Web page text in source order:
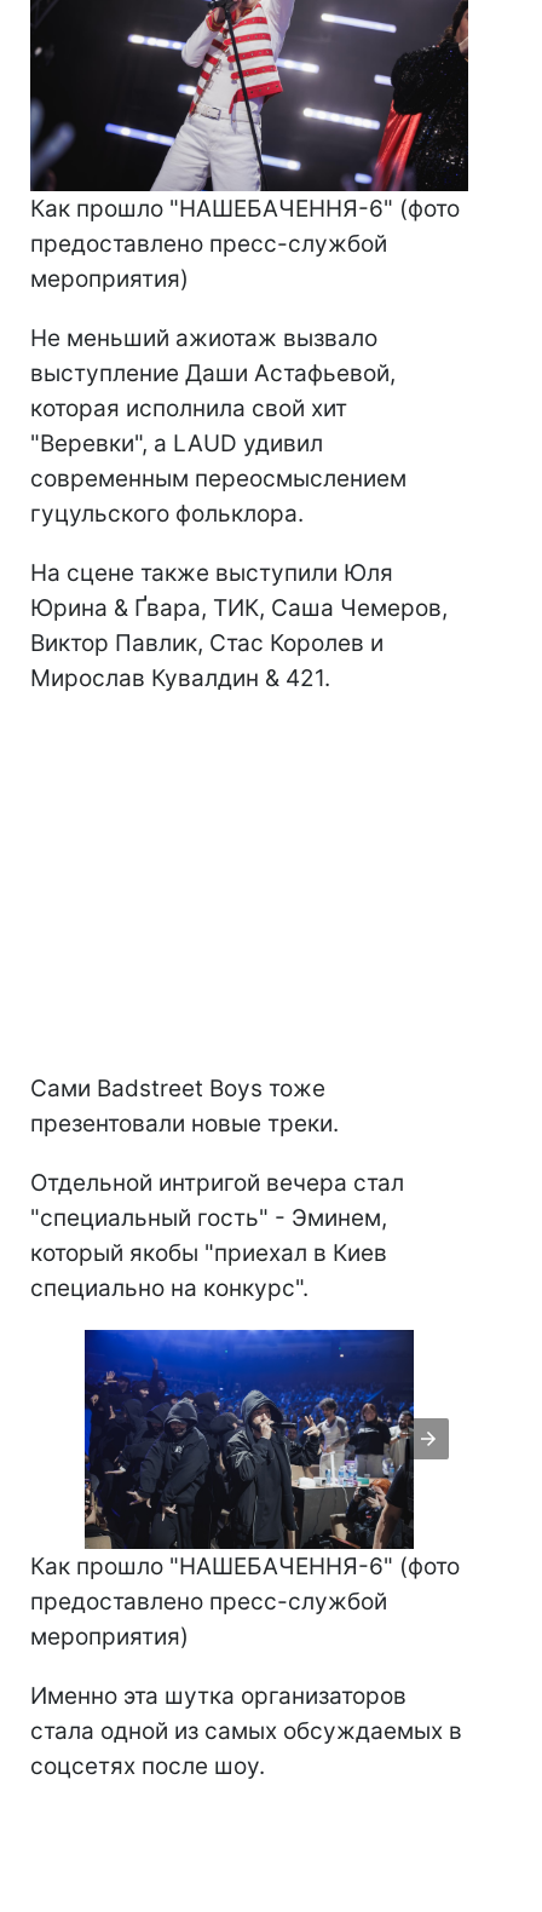
Как прошло "НАШЕБАЧЕННЯ-6" (фото
предоставлено пресс-службой
мероприятия)
Не меньший ажиотаж вызвало
выступление Даши Астафьевой,
которая исполнила свой хит
"Веревки", а LAUD удивил
современным переосмыслением
гуцульского фольклора.
На сцене также выступили Юля
Юрина & Ґвара, ТИК, Саша Чемеров,
Виктор Павлик, Стас Королев и
Мирослав Кувалдин & 421.
Сами Badstreet Boys тоже
презентовали новые треки.
Отдельной интригой вечера стал
"специальный гость" - Эминем,
который якобы "приехал в Киев
специально на конкурс".
Как прошло "НАШЕБАЧЕННЯ-6" (фото
предоставлено пресс-службой
мероприятия)
Именно эта шутка организаторов
стала одной из самых обсуждаемых в
соцсетях после шоу.